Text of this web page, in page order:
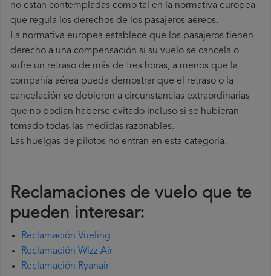
no están contempladas como tal en la normativa europea
que regula los derechos de los pasajeros aéreos.
La normativa europea establece que los pasajeros tienen
derecho a una compensación si su vuelo se cancela o
sufre un retraso de más de tres horas, a menos que la
compañía aérea pueda demostrar que el retraso o la
cancelación se debieron a circunstancias extraordinarias
que no podían haberse evitado incluso si se hubieran
tomado todas las medidas razonables.
Las huelgas de pilotos no entran en esta categoría.
Reclamaciones de vuelo que te
pueden interesar:
Reclamación Vueling
Reclamación Wizz Air
Reclamación Ryanair